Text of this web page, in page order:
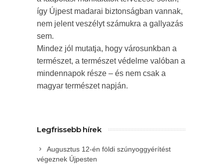
így Újpest madarai biztonságban vannak,
nem jelent veszélyt számukra a gallyazás
sem.
Mindez jól mutatja, hogy városunkban a
természet, a természet védelme valóban a
mindennapok része – és nem csak a
magyar természet napján.
Legfrissebb hírek
Augusztus 12-én földi szúnyoggyérítést
végeznek Újpesten